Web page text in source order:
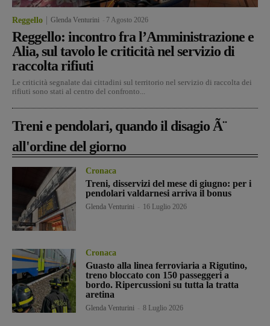
Reggello Glenda Venturini 7 Agosto 2026
Reggello: incontro fra l’Amministrazione e
Alia, sul tavolo le criticità nel servizio di
raccolta rifiuti
Le criticità segnalate dai cittadini sul territorio nel servizio di raccolta dei
rifiuti sono stati al centro del confronto...
Treni e pendolari, quando il disagio Ã¨
all'ordine del giorno
Cronaca
Treni, disservizi del mese di giugno: per i
pendolari valdarnesi arriva il bonus
Glenda Venturini 16 Luglio 2026
Cronaca
Guasto alla linea ferroviaria a Rigutino,
treno bloccato con 150 passeggeri a
bordo. Ripercussioni su tutta la tratta
aretina
Glenda Venturini 8 Luglio 2026